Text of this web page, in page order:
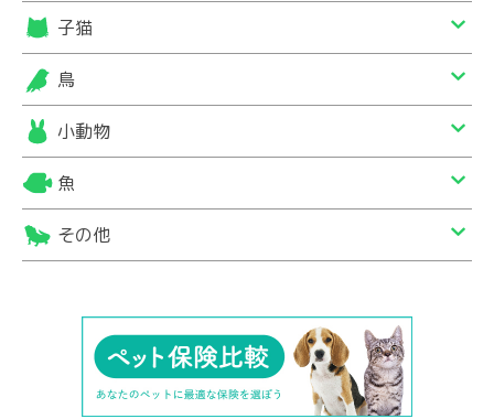
子猫
鳥
小動物
魚
その他